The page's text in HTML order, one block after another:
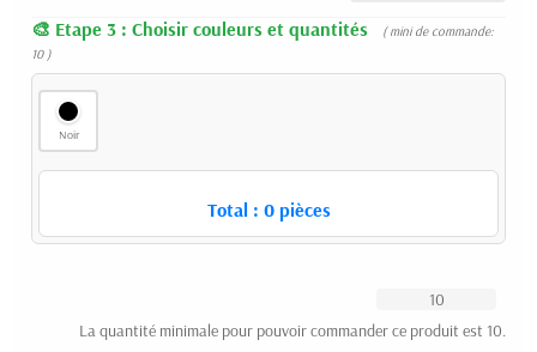
Etape 3 : Choisir couleurs et quantités
( mini de commande:
10 )
Noir
Total : 0pièces
La quantité minimale pour pouvoir commander ce produit est 10.